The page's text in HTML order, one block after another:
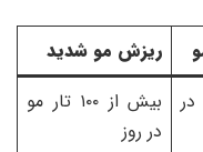
ریزش مو شدید
در
بیش از ۱۰۰ تار مو
در روز